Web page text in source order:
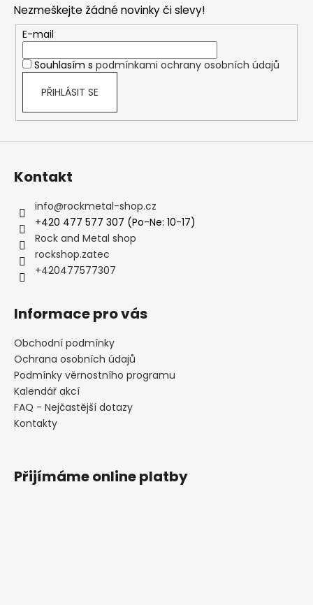
Nezmeškejte žádné novinky či slevy!
E-mail
Souhlasím s podmínkami ochrany osobních údajů
PŘIHLÁSIT SE
Kontakt
info@rockmetal-shop.cz
+420 477 577 307 (Po-Ne: 10-17)
Rock and Metal shop
rockshop.zatec
+420477577307
Informace pro vás
Obchodní podmínky
Ochrana osobních údajů
Podmínky věrnostního programu
Kalendář akcí
FAQ - Nejčastější dotazy
Kontakty
Přijímáme online platby